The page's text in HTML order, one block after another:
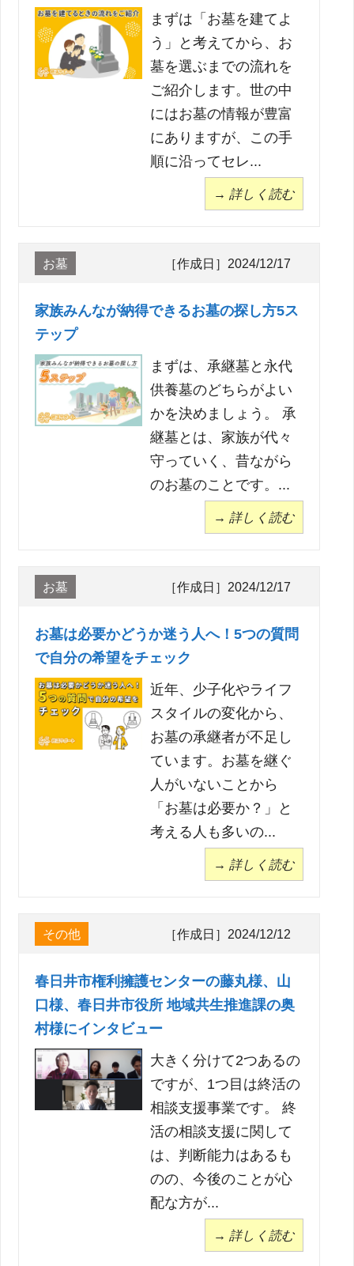
まずは「お墓を建てよ
う」と考えてから、お
墓を選ぶまでの流れを
ご紹介します。世の中
にはお墓の情報が豊富
にありますが、この手
順に沿ってセレ...
→ 詳しく読む
お墓 ［作成日］2024/12/17
家族みんなが納得できるお墓の探し方5ス
テップ
まずは、承継墓と永代
供養墓のどちらがよい
かを決めましょう。 承
継墓とは、家族が代々
守っていく、昔ながら
のお墓のことです。...
→ 詳しく読む
お墓 ［作成日］2024/12/17
お墓は必要かどうか迷う人へ！5つの質問
で自分の希望をチェック
近年、少子化やライフ
スタイルの変化から、
お墓の承継者が不足し
ています。お墓を継ぐ
人がいないことから
「お墓は必要か？」と
考える人も多いの...
→ 詳しく読む
その他 ［作成日］2024/12/12
春日井市権利擁護センターの藤丸様、山
口様、春日井市役所 地域共生推進課の奥
村様にインタビュー
大きく分けて2つあるの
ですが、1つ目は終活の
相談支援事業です。 終
活の相談支援に関して
は、判断能力はあるも
のの、今後のことが心
配な方が...
→ 詳しく読む